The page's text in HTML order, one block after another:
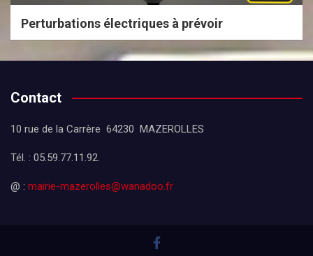
Perturbations électriques à prévoir
Contact
10 rue de la Carrère 64230 MAZEROLLES
Tél. : 05.59.77.11.92.
@ : mairie-mazerolles@wanadoo.fr